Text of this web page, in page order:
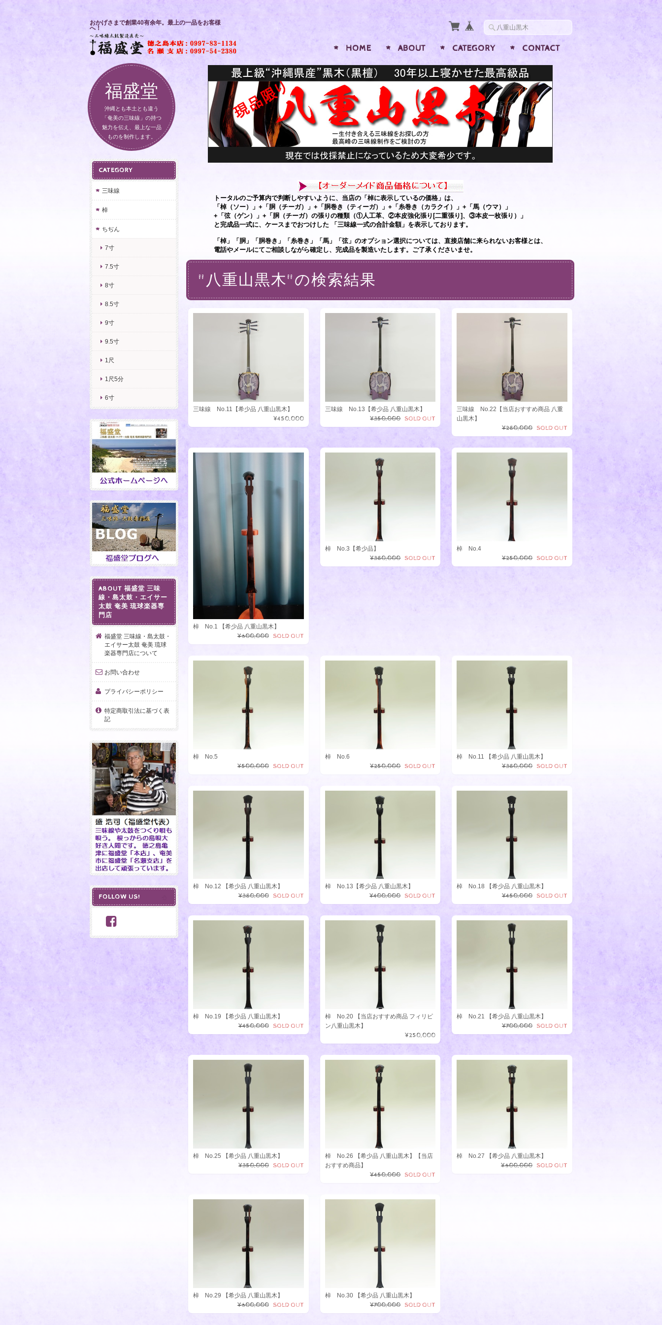
おかげさまで創業40有余年。最上の一品をお客様
へ！
HOME ABOUT CATEGORY CONTACT
トータルのご予算内で判断しやすいように、当店の「棹に表示しているの価格」は、
「棹（ソー）」+「胴（チーガ）」+「胴巻き（ティーガ）」+「糸巻き（カラクイ）」+「馬（ウマ）」
+「弦（ゲン）」+「胴（チーガ）の張りの種類（①人工革、②本皮強化張り[二重張り]、③本皮一枚張り）」
と完成品一式に、ケースまでおつけした 「三味線一式の合計金額」を表示しております。
「棹」「胴」「胴巻き」「糸巻き」「馬」「弦」のオプション選択については、直接店舗に来られないお客様とは、
電話やメールにてご相談しながら確定し、完成品を製造いたします。ご了承くださいませ。
"八重山黒木"の検索結果
三味線 No.11【希少品 八重山黒木】
¥450,000
三味線 No.13【希少品 八重山黒木】
¥350,000 SOLD OUT
三味線 No.22【当店おすすめ商品 八重
山黒木】
¥280,000 SOLD OUT
棹 No.1 【希少品 八重山黒木】
¥600,000 SOLD OUT
棹 No.3【希少品】
¥380,000 SOLD OUT
棹 No.4
¥250,000 SOLD OUT
棹 No.5
¥500,000 SOLD OUT
棹 No.6
¥250,000 SOLD OUT
棹 No.11 【希少品 八重山黒木】
¥380,000 SOLD OUT
棹 No.12 【希少品 八重山黒木】
¥380,000 SOLD OUT
棹 No.13【希少品 八重山黒木】
¥400,000 SOLD OUT
棹 No.18 【希少品 八重山黒木】
¥450,000 SOLD OUT
棹 No.19 【希少品 八重山黒木】
¥450,000 SOLD OUT
棹 No.20 【当店おすすめ商品 フィリピ
ン八重山黒木】
¥250,000
棹 No.21 【希少品 八重山黒木】
¥700,000 SOLD OUT
棹 No.25 【希少品 八重山黒木】
¥350,000 SOLD OUT
棹 No.26 【希少品 八重山黒木】【当店
おすすめ商品】
¥450,000 SOLD OUT
棹 No.27 【希少品 八重山黒木】
¥600,000 SOLD OUT
棹 No.29 【希少品 八重山黒木】
¥600,000 SOLD OUT
棹 No.30 【希少品 八重山黒木】
¥700,000 SOLD OUT
福盛堂
沖縄とも本土とも違う
「奄美の三味線」の持つ
魅力を伝え、最上な一品
ものを制作します。
CATEGORY
三味線
棹
ちぢん
7寸
7.5寸
8寸
8.5寸
9寸
9.5寸
1尺
1尺5分
6寸
ABOUT 福盛堂 三味
線・島太鼓・エイサー
太鼓 奄美 琉球楽器専
門店
福盛堂 三味線・島太鼓・
エイサー太鼓 奄美 琉球
楽器専門店について
お問い合わせ
プライバシーポリシー
特定商取引法に基づく表
記
FOLLOW US!